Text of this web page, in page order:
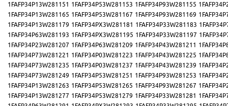
1FAFP34P13W281151 1FAFP34P53W281153 1FAFP34P93W281155
1FAFP34P13W281165 1FAFP34P53W281167 1FAFP34P93W281169
1FAFP34P13W281179 1FAFP34PX3W281181 1FAFP34P33W281183
1FAFP34P63W281193 1FAFP34PX3W281195 1FAFP34P33W281197
1FAFP34P23W281207 1FAFP34P63W281209 1FAFP34P43W281211
1FAFP34P73W281221 1FAFP34P03W281223 1FAFP34P43W281225
1FAFP34P73W281235 1FAFP34P03W281237 1FAFP34P43W281239
1FAFP34P73W281249 1FAFP34P53W281251 1FAFP34P93W281253
1FAFP34P13W281263 1FAFP34P53W281265 1FAFP34P93W281267
1FAFP34P13W281277 1FAFP34P53W281279 1FAFP34P33W281281